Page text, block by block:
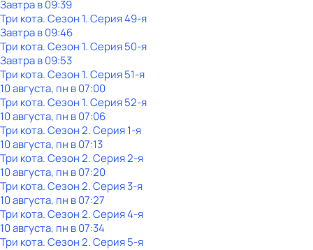
Завтра в 09:39
Три кота. Сезон 1. Серия 49-я
Завтра в 09:46
Три кота. Сезон 1. Серия 50-я
Завтра в 09:53
Три кота. Сезон 1. Серия 51-я
10 августа, пн в 07:00
Три кота. Сезон 1. Серия 52-я
10 августа, пн в 07:06
Три кота. Сезон 2. Серия 1-я
10 августа, пн в 07:13
Три кота. Сезон 2. Серия 2-я
10 августа, пн в 07:20
Три кота. Сезон 2. Серия 3-я
10 августа, пн в 07:27
Три кота. Сезон 2. Серия 4-я
10 августа, пн в 07:34
Три кота. Сезон 2. Серия 5-я